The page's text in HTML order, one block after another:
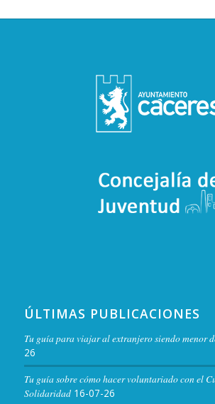
ÚLTIMAS PUBLICACIONES
Tu guía para viajar al extranjero siendo menor
26
Tu guía sobre cómo hacer voluntariado con el
Solidaridad 16-07-26